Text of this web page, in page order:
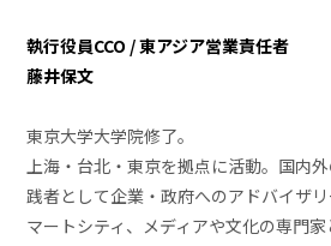
執行役員CCO / 東アジア営業責任者
藤井保文
東京大学大学院修了。
上海・台北・東京を拠点に活動。国内
践者として企業・政府へのアドバイザ
マートシティ、メディアや文化の専門